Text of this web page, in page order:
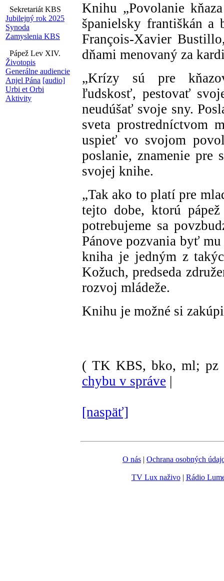
Sekretariát KBS
Jubilejný rok 2025
Synoda
Zamyslenia KBS
Pápež Lev XIV.
Životopis
Generálne audiencie
Anjel Pána [audio]
Urbi et Orbi
Aktivity
Knihu „Povolanie
španielsky františkán
François-Xavier
dňami menovaný za
„Krízy sú pre
ľudskosť, pestovať
neudúšať svoje sny.
sveta prostredníctvom
uspieť vo svojom
poslanie, znamenie pre
svojej knihe.
„Tak ako to platí pre
tejto dobe, ktorú pápež
potrebujeme sa
Pánove pozvania byť
kniha je jedným z
Kožuch, predseda
rozvoj mládeže.
Knihu je možné si
( TK KBS, bko, ml; pz
chybu v správe |
[naspäť]
O nás | Ochrana osobných
TV Lux naživo| Rádio